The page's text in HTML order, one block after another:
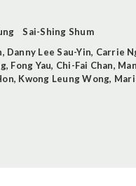
Sai-Shing Shum
, Danny Lee Sau-Yin, Carrie
, Fong Yau, Chi-Fai Chan,
, Kwong Leung Wong,